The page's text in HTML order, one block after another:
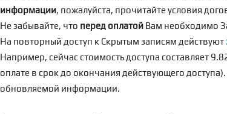
информации, пожалуйста, прочитайте условия
Не забывайте, что перед оплатой Вам необходимо
На повторный доступ к Скрытым записям действуют
Например, сейчас стоимость доступа составляет
оплате в срок до окончания действующего
обновляемой информации.